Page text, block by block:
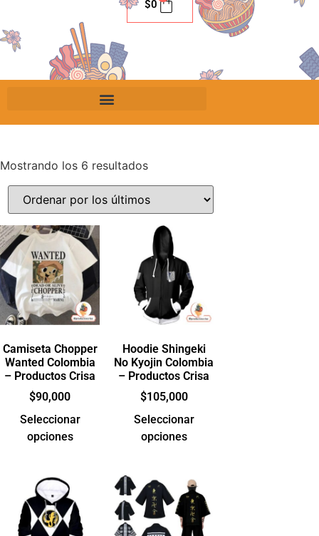
$0
Mostrando los 6 resultados
Camiseta Chopper
Wanted Colombia
– Productos Crisa
$90,000
Seleccionar
opciones
Hoodie Shingeki
No Kyojin Colombia
– Productos Crisa
$105,000
Seleccionar
opciones